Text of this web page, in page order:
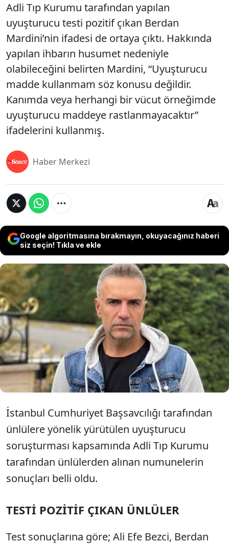
Adli Tıp Kurumu tarafından yapılan
uyuşturucu testi pozitif çıkan Berdan
Mardini’nin ifadesi de ortaya çıktı. Hakkında
yapılan ihbarın husumet nedeniyle
olabileceğini belirten Mardini, “Uyuşturucu
madde kullanmam söz konusu değildir.
Kanımda veya herhangi bir vücut örneğimde
uyuşturucu maddeye rastlanmayacaktır”
ifadelerini kullanmış.
Haber Merkezi
Google algoritmasına bırakmayın, okuyacağınız haberi
siz seçin! Tıkla ve ekle
Adli Tıp Kurumu tarafından yapılan uyuşturucu
testi pozitif çıkan Berdan Mardini’nin ifadesi de
ortaya çıktı. Hakkında yapılan ihbarın husumet
nedeniyle olabileceğini belirten Mardini,
“Uyuşturucu madde kullanmam söz konusu
değildir. Kanımda veya herhangi bir vücut
örneğimde uyuşturucu maddeye
rastlanmayacaktır” ifadelerini kullanmış.
İstanbul Cumhuriyet Başsavcılığı tarafından
ünlülere yönelik yürütülen uyuşturucu
soruşturması kapsamında Adli Tıp Kurumu
tarafından ünlülerden alınan numunelerin
sonuçları belli oldu.
TESTİ POZİTİF ÇIKAN ÜNLÜLER
Test sonuçlarına göre; Ali Efe Bezci, Berdan